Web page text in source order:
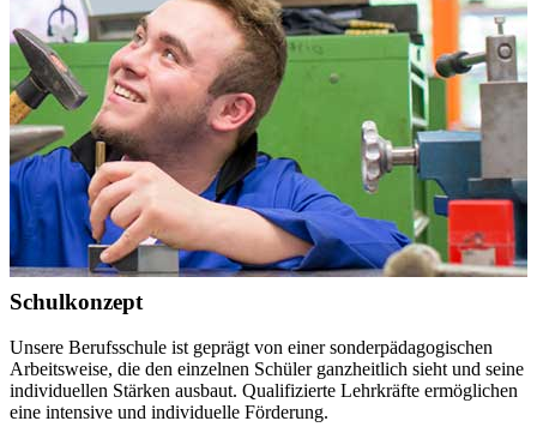
Schulkonzept
Unsere Berufsschule ist geprägt von einer sonderpädagogischen
Arbeitsweise, die den einzelnen Schüler ganzheitlich sieht und seine
individuellen Stärken ausbaut. Qualifizierte Lehrkräfte ermöglichen
eine intensive und individuelle Förderung.